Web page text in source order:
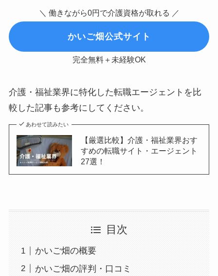
＼ 働きながら0円で介護資格が取れる ／
かいご畑公式サイト
完全無料＋未経験OK
介護・福祉業界に特化した転職エージェントを比
較した記事も参考にしてください。
あわせて読みたい
【厳選比較】介護・福祉業界おす
すめの転職サイト・エージェント
27選！
目次
かいご畑の概要
かいご畑の評判・口コミ